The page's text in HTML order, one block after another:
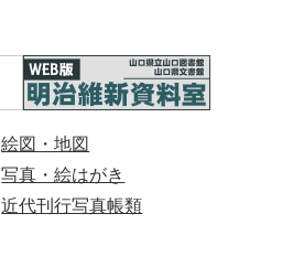
絵図・地図
写真・絵はがき
近代刊行写真帳類